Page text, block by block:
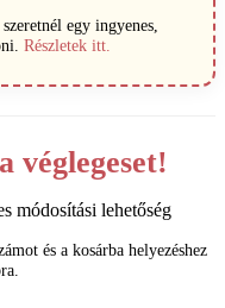
egy ingyenes,
Részletek itt.
véglegeset!
módosítási lehetőség
és a kosárba helyezéshez